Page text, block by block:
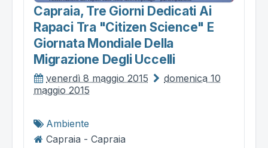
Capraia, Tre Giorni Dedicati Ai
Rapaci Tra "citizen Science" E
Giornata Mondiale Della
Migrazione Degli Uccelli
venerdì 8 maggio 2015
domenica 10
maggio 2015
Ambiente
Capraia - Capraia